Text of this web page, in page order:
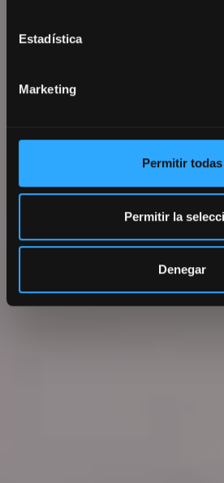
Estadística
Marketing
Permitir todas
Permitir la
Denegar